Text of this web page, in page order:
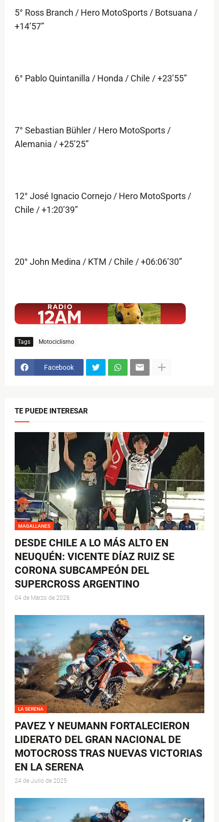
5° Ross Branch / Hero MotoSports / Botsuana /
+14’57”
6° Pablo Quintanilla / Honda / Chile / +23’55”
7° Sebastian Bühler / Hero MotoSports /
Alemania / +25’25”
12° José Ignacio Cornejo / Hero MotoSports /
Chile / +1:20’39”
20° John Medina / KTM / Chile / +06:06’30”
Tags Motociclismo
Facebook
TE PUEDE INTERESAR
MAGALLANES
DESDE CHILE A LO MÁS ALTO EN
NEUQUÉN: VICENTE DÍAZ RUIZ SE
CORONA SUBCAMPEÓN DEL
SUPERCROSS ARGENTINO
04 de Marzo de 2026
LA SERENA
PAVEZ Y NEUMANN FORTALECIERON
LIDERATO DEL GRAN NACIONAL DE
MOTOCROSS TRAS NUEVAS VICTORIAS
EN LA SERENA
24 de Julio de 2025